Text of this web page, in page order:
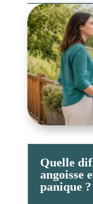
Quelle
angoisse
panique ?